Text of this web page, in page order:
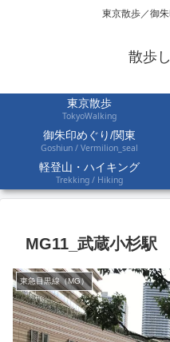
東京散歩／御朱
散歩
東京散歩
TokyoWalking
御朱印めぐり/関東
Goshiun / Vermilion_seal
軽登山・ハイキング
Trekking / Hiking
MG11_武蔵小杉駅
東急目黒線（MG）